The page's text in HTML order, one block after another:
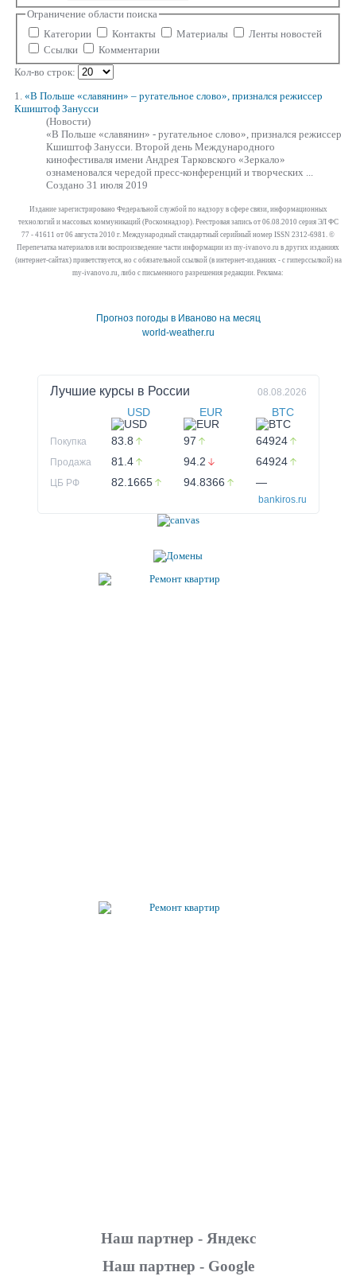
Ограничение области поиска
Категории
Контакты Материалы
Ленты новостей
Ссылки
Комментарии
Кол-во строк:
1. «В Польше «славянин» – ругательное слово», признался режиссер
Кшиштоф Занусси
(Новости)
«В Польше «славянин» - ругательное слово», признался режиссер
Кшиштоф Занусси. Второй день Международного
кинофестиваля имени Андрея Тарковского «Зеркало»
ознаменовался чередой пресс-конференций и творческих ...
Создано 31 июля 2019
Издание зарегистрировано Федеральной службой по надзору в сфере связи, информационных
технологий и массовых коммуникаций (Роскомнадзор). Реестровая запись от 06.08.2010 серия ЭЛ ФС
77 - 41611 от 06 августа 2010 г. Международный стандартный серийный номер ISSN 2312-6981. ©
Перепечатка материалов или воспроизведение части информации из my-ivanovo.ru в других изданиях
(интернет-сайтах) приветствуется, но с обязательной ссылкой (в интернет-изданиях - с гиперссылкой) на
my-ivanovo.ru, либо с письменного разрешения редакции. Реклама:
Прогноз погоды в Иваново на месяц
world-weather.ru
Лучшие курсы в России 08.08.2026
USD EUR BTC
Покупка 83.8 97 64924
Продажа 81.4 94.2 64924
ЦБ РФ 82.1665 94.8366 —
bankiros.ru
Наш партнер - Яндекс
Наш партнер - Google